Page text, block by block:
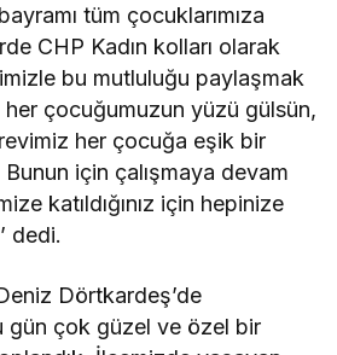
tüm çocuklarımıza
CHP Kadın kolları olarak
bu mutluluğu paylaşmak
çocuğumuzun yüzü gülsün,
her çocuğa eşik bir
için çalışmaya devam
katıldığınız için hepinize
dedi.
Dörtkardeş’de
gün çok güzel ve özel bir